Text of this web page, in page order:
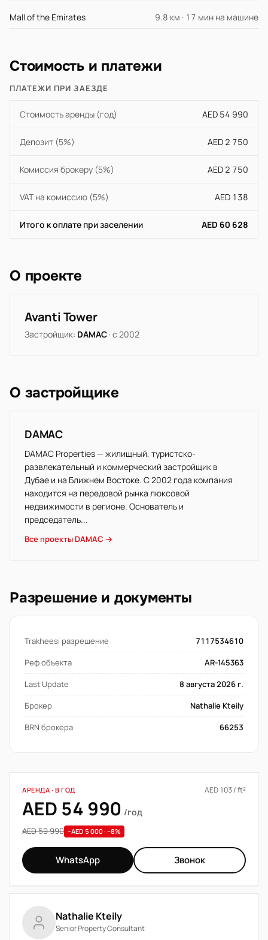
Mall of the Emirates 9.8 км · 17 мин на машине
Стоимость и платежи
ПЛАТЕЖИ ПРИ ЗАЕЗДЕ
Стоимость аренды (год) AED 54 990
Депозит (5%) AED 2 750
Комиссия брокеру (5%) AED 2 750
VAT на комиссию (5%) AED 138
Итого к оплате при заселении AED 60 628
О проекте
Avanti Tower
Застройщик: DAMAC · с 2002
О застройщике
DAMAC
DAMAC Properties — жилищный, туристско-
развлекательный и коммерческий застройщик в
Дубае и на Ближнем Востоке. С 2002 года компания
находится на передовой рынка люксовой
недвижимости в регионе. Основатель и
председатель...
Все проекты DAMAC →
Разрешение и документы
Trakheesi разрешение
7117534610
Реф объекта
AR-145363
Last Update
8 августа 2026 г.
Брокер
Nathalie Kteily
BRN брокера
66253
АРЕНДА · В ГОД AED 103 / ft²
AED 54 990 /год
AED 59 990 −AED 5 000 · −8%
WhatsApp Звонок
Nathalie Kteily
Senior Property Consultant